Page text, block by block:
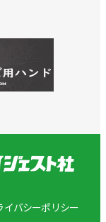
イバシーポリシー